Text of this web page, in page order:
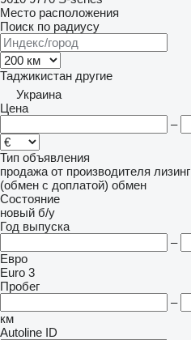
Место расположения
Поиск по радиусу
Таджикистан другие
Украина
Цена
–
Тип объявления
продажа от производителя лизинг
(обмен с доплатой) обмен
Состояние
новый б/у
Год выпуска
–
Евро
Euro 3
Пробег
–
км
Autoline ID